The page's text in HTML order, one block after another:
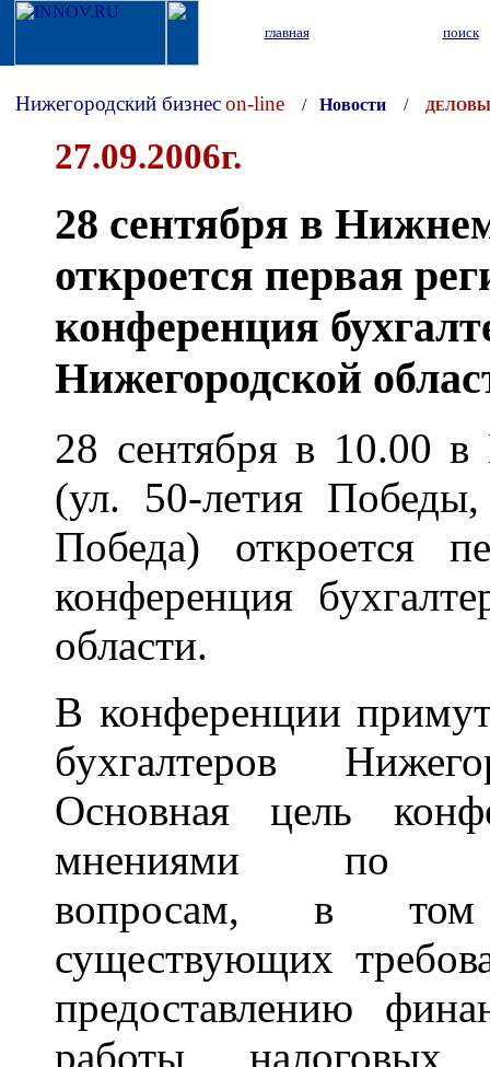
главная поиск
Нижегородский бизнесon-line / Новости /
27.09.2006г.
28 сентября в
откроется первая
конференция
Нижегородской
28 сентября в 10.00
(ул. 50-летия
Победа) откроется
конференция
области.
В конференции
бухгалтеров
Основная цель
мнениями по
вопросам, в
существующих
предоставлению
работы